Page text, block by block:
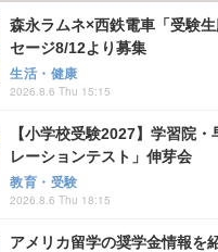
森永ラムネ×西鉄電車「受験
セージ8/12より募集
生活・健康
2026.8.6 Thu 15:15
【小学校受験2027】学習院
レーションテスト」伸芽会
教育・受験
2026.8.6 Thu 18:15
アメリカ留学の奨学金情報を